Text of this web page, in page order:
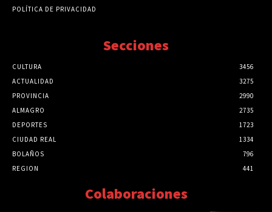
POLÍTICA DE PRIVACIDAD
Secciones
CULTURA
3456
ACTUALIDAD
3275
PROVINCIA
2990
ALMAGRO
2735
DEPORTES
1723
CIUDAD REAL
1334
BOLAÑOS
796
REGION
441
Colaboraciones